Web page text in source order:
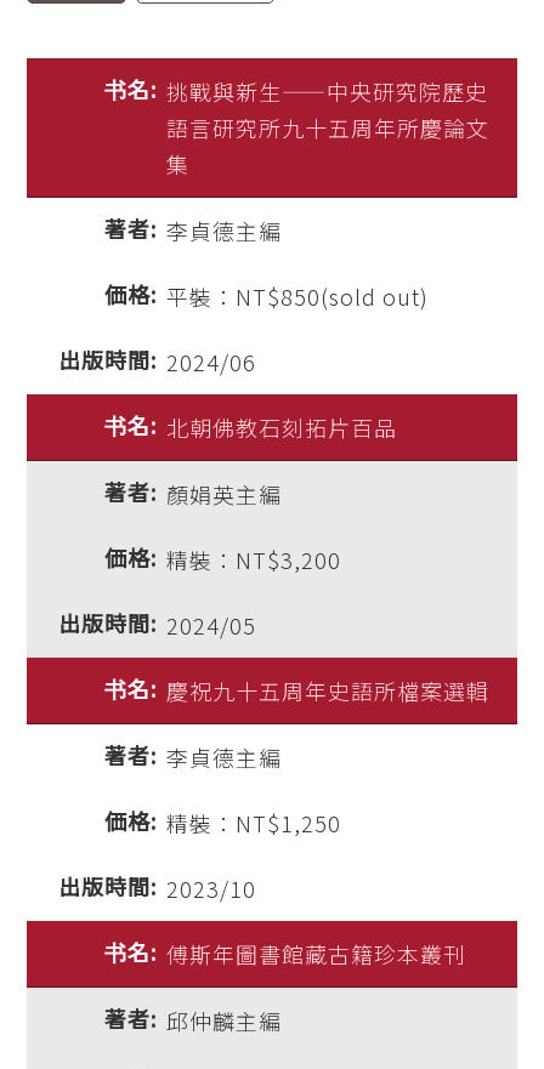
挑戰與新生——中央研究院歷史
語言研究所九十五周年所慶論文
集
李貞德主編
平裝：NT$850(sold out)
2024/06
北朝佛教石刻拓片百品
顏娟英主編
精裝：NT$3,200
2024/05
慶祝九十五周年史語所檔案選輯
李貞德主編
精裝：NT$1,250
2023/10
傅斯年圖書館藏古籍珍本叢刊
邱仲麟主編